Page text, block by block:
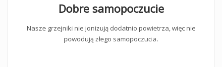
Dobre samopoczucie
Nasze grzejniki nie jonizują dodatnio powietrza, więc nie
powodują złego samopoczucia.